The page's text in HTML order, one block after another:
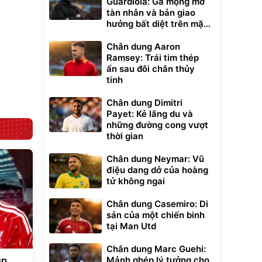
cao cấp, tráng
nhôm 03 lớp
392.000
325.000đ
Đã bán nhiều
lực G-Force C14
gấp gọn bỏ cốp
tiện lợi
9.900.000đ
7.092.000đ
Đang xem nhiều
tàn nhẫn và bản giao
hưởng bất diệt trên mặt
Chân dung Aaron
Ramsey: Trái tim thép
ẩn sau đôi chân thủy
tinh
Chân dung Dimitri
Payet: Kẻ lãng du và
những đường cong vượt
thời gian
Chân dung Neymar: Vũ
điệu dang dở của hoàng
tử không ngai
Chân dung Casemiro: Di
sản của một chiến binh
tại Man Utd
Chân dung Marc Guehi:
Mảnh ghép lý tưởng cho